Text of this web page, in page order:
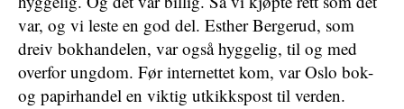
var, og vi leste en god del. Esther Bergerud, som
dreiv bokhandelen, var også hyggelig, til og med
overfor ungdom. Før internettet kom, var Oslo bok-
og papirhandel en viktig utkikkspost til verden.